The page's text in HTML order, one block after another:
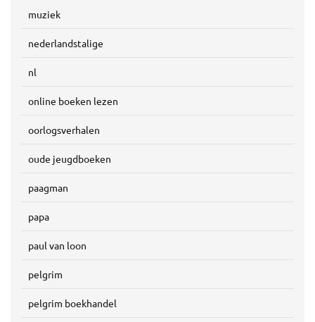
muziek
nederlandstalige
nl
online boeken lezen
oorlogsverhalen
oude jeugdboeken
paagman
papa
paul van loon
pelgrim
pelgrim boekhandel